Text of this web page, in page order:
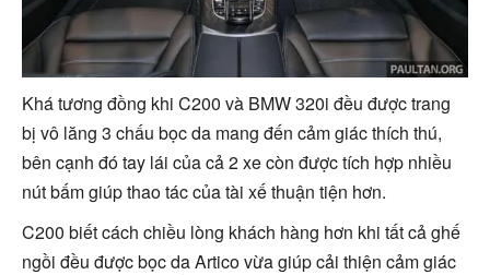
Khá tương đồng khi C200 và BMW 320i đều được trang
bị vô lăng 3 chấu bọc da mang đến cảm giác thích thú,
bên cạnh đó tay lái của cả 2 xe còn được tích hợp nhiều
nút bấm giúp thao tác của tài xế thuận tiện hơn.
C200 biết cách chiều lòng khách hàng hơn khi tất cả ghế
ngồi đều được bọc da Artico vừa giúp cải thiện cảm giác